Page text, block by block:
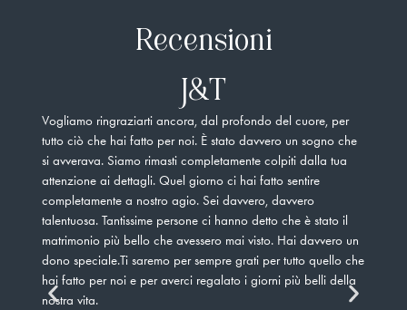
Recensioni
J&T
Vogliamo ringraziarti ancora, dal profondo del cuore, per
tutto ciò che hai fatto per noi. È stato davvero un sogno che
si avverava. Siamo rimasti completamente colpiti dalla tua
attenzione ai dettagli. Quel giorno ci hai fatto sentire
completamente a nostro agio. Sei davvero, davvero
talentuosa. Tantissime persone ci hanno detto che è stato il
matrimonio più bello che avessero mai visto. Hai davvero un
dono speciale.Ti saremo per sempre grati per tutto quello che
hai fatto per noi e per averci regalato i giorni più belli della
nostra vita.